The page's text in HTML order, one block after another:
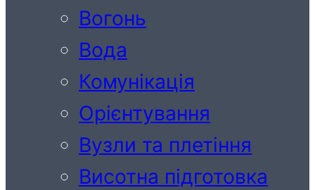
Вогонь
Вода
Комунікація
Орієнтування
Вузли та плетіння
Висотна підготовка